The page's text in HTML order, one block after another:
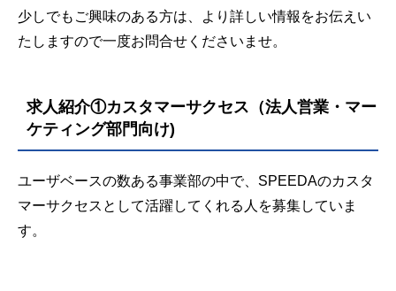
少しでもご興味のある方は、より詳しい情報をお伝えい
たしますので一度お問合せくださいませ。
求人紹介①カスタマーサクセス（法人営業・マー
ケティング部門向け)
ユーザベースの数ある事業部の中で、SPEEDAのカスタ
マーサクセスとして活躍してくれる人を募集していま
す。